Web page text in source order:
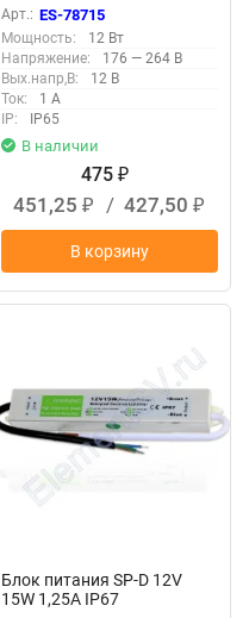
Арт.: ES-78715
Мощность:
12 Вт
Напряжение:
176 — 264 В
Вых.напр,В:
12 В
Ток:
1 А
IP:
IP65
В наличии
475 ₽
451,25 ₽ / 427,50 ₽
В корзину
Блок питания SP-D 12V
15W 1,25A IP67